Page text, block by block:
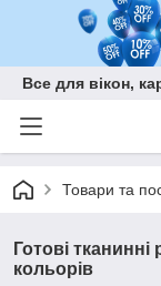
Все для вікон,
Товари та
Готові
кольорів